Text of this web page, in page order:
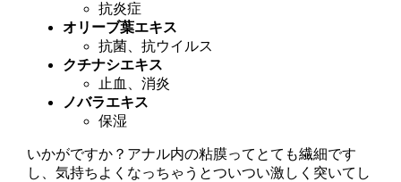
抗炎症
オリーブ葉エキス
抗菌、抗ウイルス
クチナシエキス
止血、消炎
ノバラエキス
保湿
いかがですか？アナル内の粘膜ってとても繊細です
し、気持ちよくなっちゃうとついつい激しく突いてし